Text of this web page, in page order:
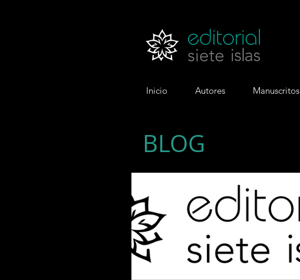
Inicio Autores Manuscritos
BLOG